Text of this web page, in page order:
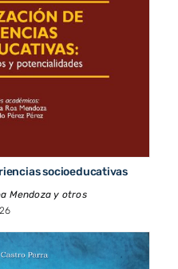
socioeducativas
Mendoza y otros